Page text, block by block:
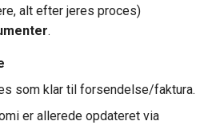
alt efter jeres proces)
.
som klar til forsendelse/faktura.
er allerede opdateret via